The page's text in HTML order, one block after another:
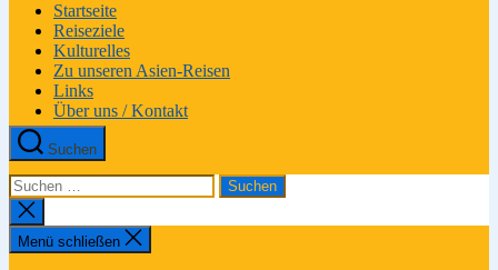
Startseite
Reiseziele
Kulturelles
Zu unseren Asien-Reisen
Links
Über uns / Kontakt
Suchen
Suchen
nach:
Suche
schließen
Menü schließen